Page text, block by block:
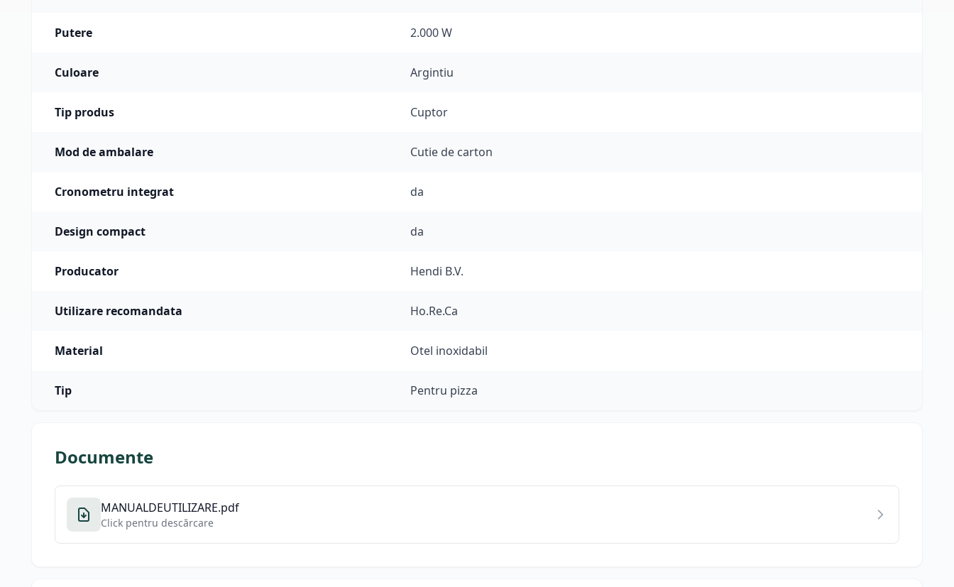
Putere 2.000 W
Culoare Argintiu
Tip produs Cuptor
Mod de ambalare Cutie de carton
Cronometru integrat da
Design compact da
Producator Hendi B.V.
Utilizare recomandata Ho.Re.Ca
Material Otel inoxidabil
Tip Pentru pizza
Documente
MANUALDEUTILIZARE.pdf
Click pentru descărcare